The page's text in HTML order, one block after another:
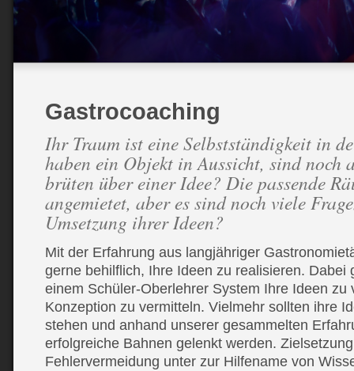
Gastrocoaching
Ihr Traum ist eine Selbstständigkeit in
haben ein Objekt in Aussicht, sind noch
brüten über einer Idee? Die passende
angemietet, aber es sind noch viele
Umsetzung ihrer Ideen?
Mit der Erfahrung aus langjähriger
gerne behilflich, Ihre Ideen zu realisieren. Dabei
einem Schüler-Oberlehrer System Ihre Ideen zu
Konzeption zu vermitteln. Vielmehr sollten ihre
stehen und anhand unserer gesammelten
erfolgreiche Bahnen gelenkt werden.
Fehlervermeidung unter zur Hilfename von